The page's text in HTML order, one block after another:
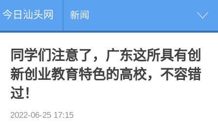
今日汕头网 新闻
同学们注意了，广东这所具有创
新创业教育特色的高校，不容错
过！
2022-06-25 17:15